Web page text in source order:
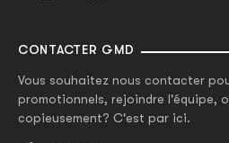
CONTACTER GMD
Vous souhaitez nous contacter
promotionnels, rejoindre l'équipe,
copieusement? C'est par ici.